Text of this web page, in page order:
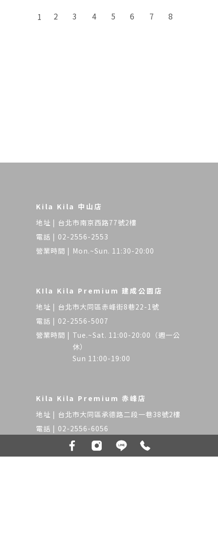
1 2 3 4 5 6 7 8
Kila Kila 中山店
台北市南京西路77號2樓
02-2556-2553
Mon.~Sun. 11:30-20:00
KIla Kila Premium 建成公園店
台北市大同區赤峰街8巷22-1號
02-2556-5007
Tue.~Sat. 11:00-20:00（週一公
休）
Sun 11:00-19:00
Kila Kila Premium 赤峰店
台北市大同區承德路二段一巷38號2樓
02-2556-6056
Tue.~Sat. 11:00-20:00（週一公
休）